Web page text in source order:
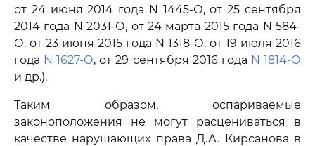
от 24 июня 2014 года N 1445-О, от 25 сентября
2014 года N 2031-О, от 24 марта 2015 года N 584-
О, от 23 июня 2015 года N 1318-О, от 19 июля 2016
года N 1627-О, от 29 сентября 2016 года N 1814-О
и др.).
Таким образом, оспариваемые
законоположения не могут расцениваться в
качестве нарушающих права Д.А. Кирсанова в